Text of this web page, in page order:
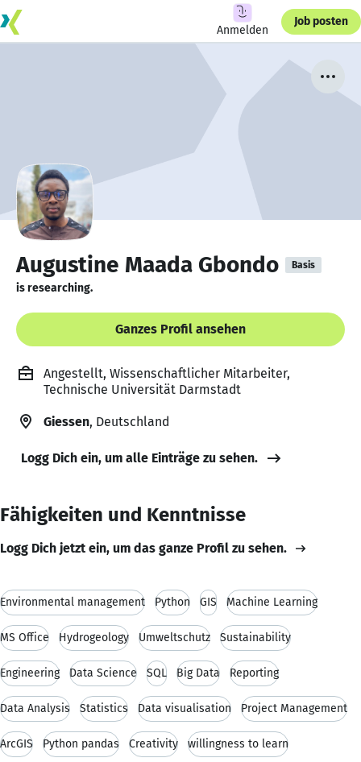
Anmelden
Job posten
Augustine Maada Gbondo Basis
is researching.
Ganzes Profil ansehen
Angestellt, Wissenschaftlicher Mitarbeiter,
Technische Universität Darmstadt
Giessen, Deutschland
Logg Dich ein, um alle Einträge zu sehen.
Fähigkeiten und Kenntnisse
Logg Dich jetzt ein, um das ganze Profil zu sehen.
Environmental management Python GIS Machine Learning
MS Office Hydrogeology Umweltschutz Sustainability
Engineering Data Science SQL Big Data Reporting
Data Analysis Statistics Data visualisation Project Management
ArcGIS Python pandas Creativity willingness to learn